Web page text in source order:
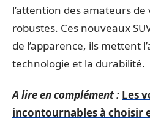
l’attention des amateurs
robustes. Ces nouveaux
de l’apparence, ils mettent
technologie et la durabilité.
A lire en complément : Les
incontournables à choisir